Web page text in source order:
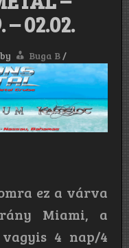
– 02.02.
by Buga B/
ez a várva
Miami, a
4 nap/4